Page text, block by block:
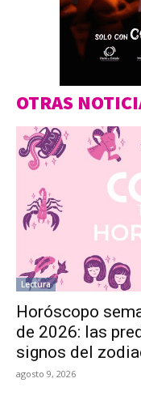
OTRAS
Lectura
Horóscopo
de 2026: las
signos del
agosto 9, 2026